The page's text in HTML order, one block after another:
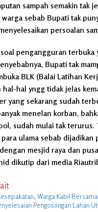
sampah semakin tak
sebab Bupati tak
persoalan
pengangguran terbuka
Bupati tak
BLK (Balai Latihan
hal-hal yngg tidak jelas
yang sekarang sudah
menelan korban,
sudah mulai tak terurus.
ulama sebab dijadikan
mesjid raya dan
dikutip dari media
Warga Kabil
Pengosongan Lahan